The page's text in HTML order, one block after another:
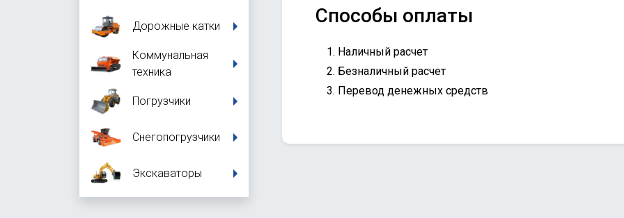
Дорожные катки
Коммунальная
техника
Погрузчики
Снегопогрузчики
Экскаваторы
Способы оплаты
Наличный расчет
Безналичный расчет
Перевод денежных средств